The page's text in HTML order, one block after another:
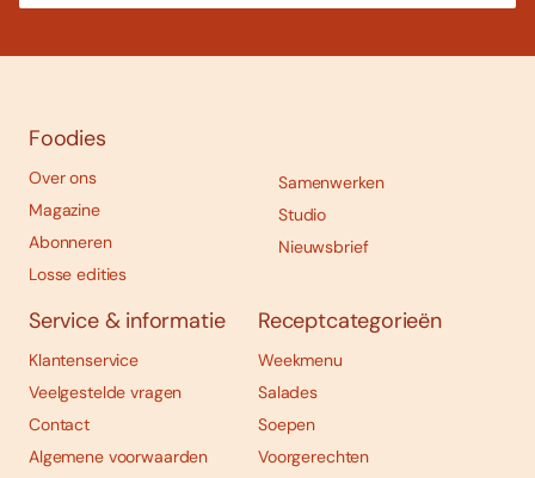
Foodies
Over ons
Magazine
Abonneren
Losse edities
Samenwerken
Studio
Nieuwsbrief
Service & informatie
Klantenservice
Veelgestelde vragen
Contact
Algemene voorwaarden
Receptcategorieën
Weekmenu
Salades
Soepen
Voorgerechten